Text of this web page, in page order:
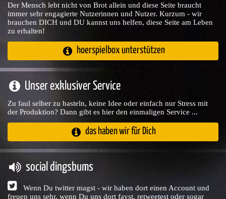
Der Mensch lebt nicht von Brot allein und diese Seite braucht
immer sehr engagierte Nutzerinnen und Nutzer. Kurzum - wir
brauchen DICH und DU kannst uns helfen, diese Seite am Leben
zu erhalten!
hoerspielbox unterstützen
Unser exklusiver Service
Zu faul selber zu basteln, keine Idee oder einfach nur Stress mit
der Produktion? Dann gibt es hier den einmaligen Service ...
das haben wir für Dich
social dingsbums
Wenn Du twitter magst - wir haben dort einen Account und
freuen uns sehr, wenn Du uns dort favst, retweetest oder sogar